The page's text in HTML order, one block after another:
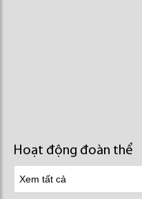
Hoạt động đoàn thể